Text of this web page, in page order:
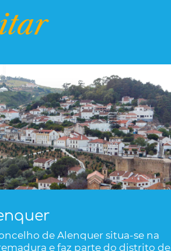
de Alenquer situa-se na
e faz parte do distrito de